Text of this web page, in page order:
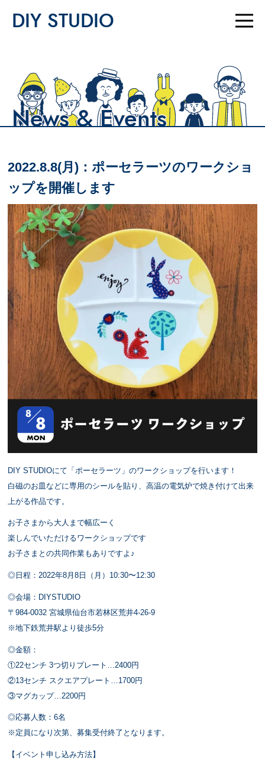
DIY STUDIO
News & Events
2022.8.8(月)：ポーセラーツのワークショ
ップを開催します
DIY STUDIOにて「ポーセラーツ」のワークショップを行います！
白磁のお皿などに専用のシールを貼り、⁡高温の電気炉で焼き付けて出来
上がる⁡作品です⁡。
お子さまから大人まで幅広ーく⁡
楽しんでいただけるワークショップです⁡
お子さまとの共同作業もありですよ♪⁡
◎日程：2022年8月8日（月）10:30〜12:30
◎会場：DIYSTUDIO
〒984-0032 宮城県仙台市若林区荒井4-26-9
※地下鉄荒井駅より徒歩5分
◎金額：
①22センチ 3つ切りプレート⁡…2400円⁡
②13センチ スクエアプレート…1700円
③マグカップ⁡…2200円⁡
◎応募人数：6名
※定員になり次第、募集受付終了となります。
【イベント申し込み方法】